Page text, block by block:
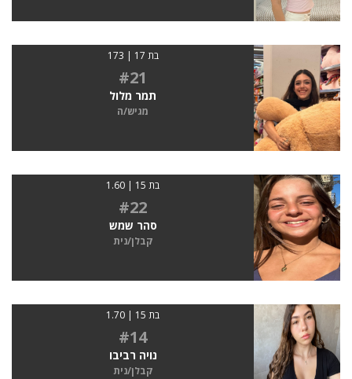
בת 17 | 173
#21
תמר מלול
מגיש/ה
בת 15 | 1.60
#22
סהר שמש
קבלן/נית
בת 15 | 1.70
#14
נויה רביבו
קבלן/נית